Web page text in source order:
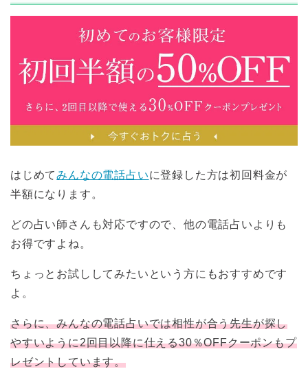
はじめてみんなの電話占いに登録した方は初回料金が
半額になります。
どの占い師さんも対応ですので、他の電話占いよりも
お得ですよね。
ちょっとお試ししてみたいという方にもおすすめです
よ。
さらに、みんなの電話占いでは相性が合う先生が探し
やすいように2回目以降に仕える30％OFFクーポンもプ
レゼントしています。